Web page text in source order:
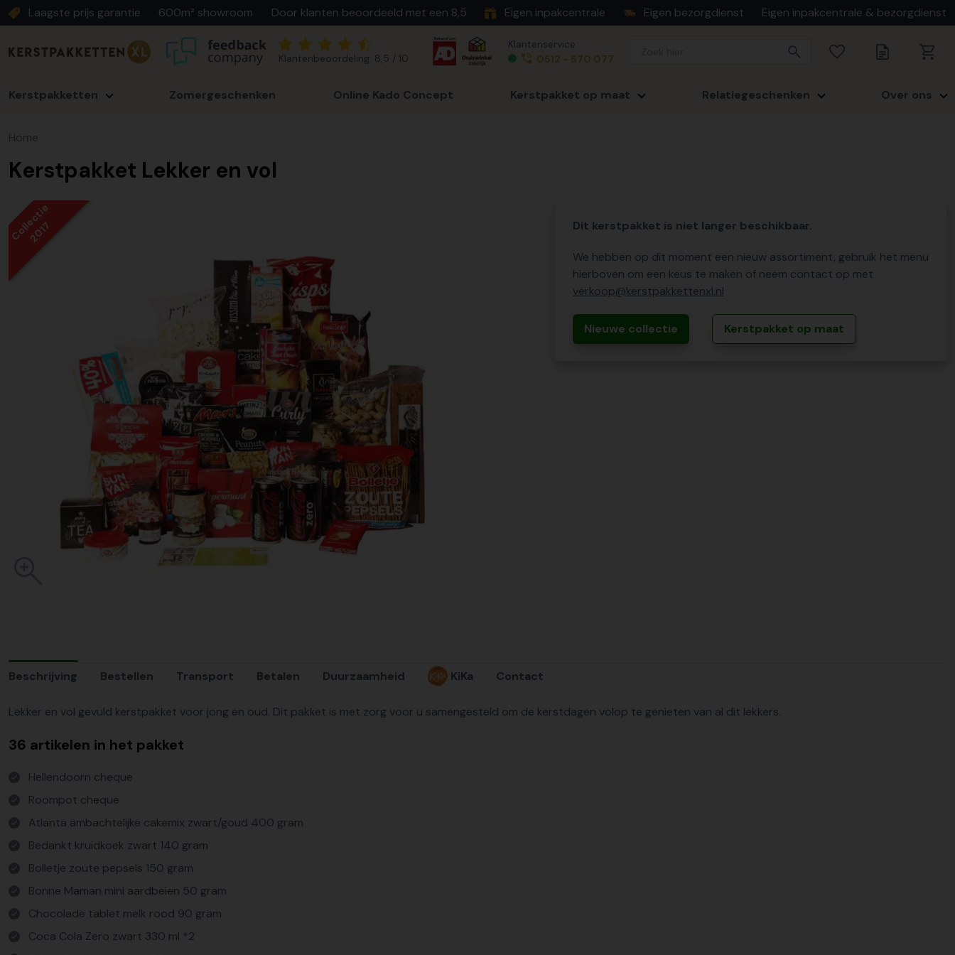
Laagste prijs garantie 600m² showroom Door klanten beoordeeld met een 8,5 Eigen inpakcentrale Eigen bezorgdienst Eigen inpakcentrale & bezorgdienst
Klantenbeoordeling: 8,5 / 10
Klantenservice
0512 - 570 077
Kerstpakketten Zomergeschenken Online Kado Concept Kerstpakket op maat Relatiegeschenken Over ons
Home
Kerstpakket Lekker en vol
Collectie
2017 Dit kerstpakket is niet langer beschikbaar.
We hebben op dit moment een nieuw assortiment, gebruik het menu
hierboven om een keus te maken of neem contact op met
verkoop@kerstpakkettenxl.nl
Nieuwe collectie Kerstpakket op maat
Beschrijving Bestellen Transport Betalen Duurzaamheid KiKa Contact
Lekker en vol gevuld kerstpakket voor jong en oud. Dit pakket is met zorg voor u samengesteld om de kerstdagen volop te genieten van al dit lekkers.
36 artikelen in het pakket
Hellendoorn cheque
Roompot cheque
Atlanta ambachtelijke cakemix zwart/goud 400 gram
Bedankt kruidkoek zwart 140 gram
Bolletje zoute pepsels 150 gram
Bonne Maman mini aardbeien 50 gram
Chocolade tablet melk rood 90 gram
Coca Cola Zero zwart 330 ml *2